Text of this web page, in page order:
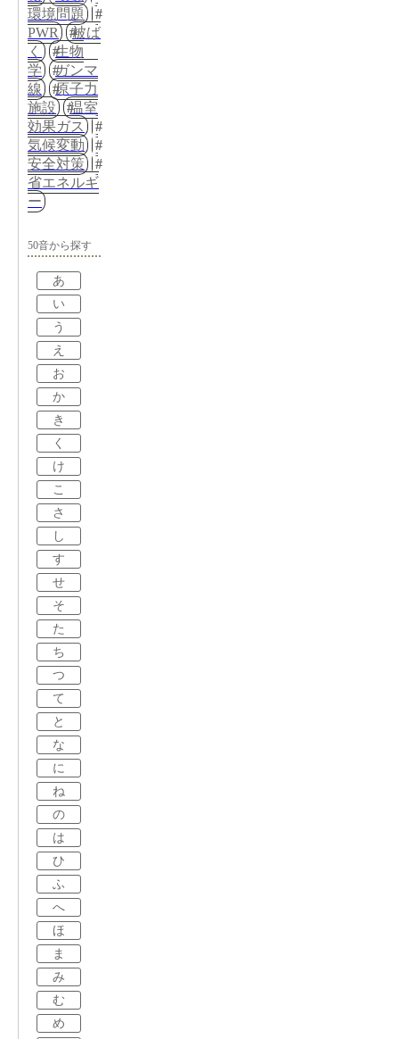
環境問題
PWR
被ば
く
生物
学
ガンマ
線
原子力
施設
温室
効果ガス
気候変動
安全対策
省エネルギ
ー
50音から探す
あ
い
う
え
お
か
き
く
け
こ
さ
し
す
せ
そ
た
ち
つ
て
と
な
に
ね
の
は
ひ
ふ
へ
ほ
ま
み
む
め